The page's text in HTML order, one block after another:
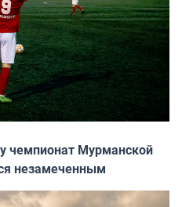
чемпионат Мурманской
незамеченным